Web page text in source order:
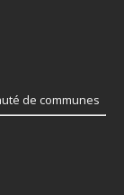
de communes